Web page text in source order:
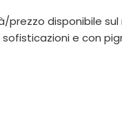
prezzo disponibile
e con